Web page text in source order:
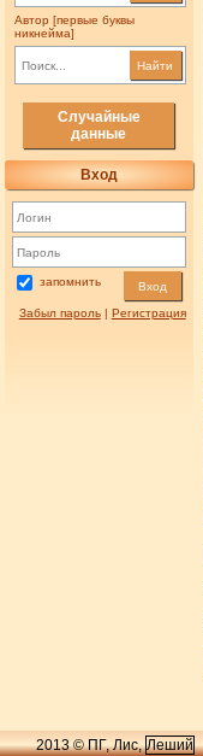
Автор [первые буквы
никнейма]
Найти
Случайные
данные
Вход
запомнить Вход
Забыл пароль| Регистрация
2013 © ПГ, Лис,Леший